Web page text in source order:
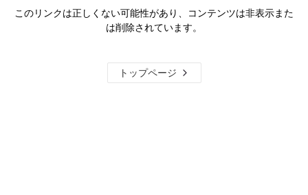
このリンクは正しくない可能性があり、コンテンツは非表示また
は削除されています。
トップページ